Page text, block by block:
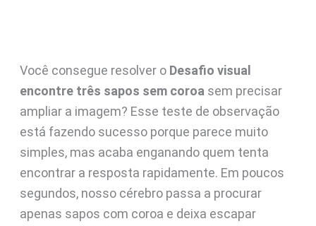
Você consegue resolver o Desafio visual
encontre três sapos sem coroa sem precisar
ampliar a imagem? Esse teste de observação
está fazendo sucesso porque parece muito
simples, mas acaba enganando quem tenta
encontrar a resposta rapidamente. Em poucos
segundos, nosso cérebro passa a procurar
apenas sapos com coroa e deixa escapar